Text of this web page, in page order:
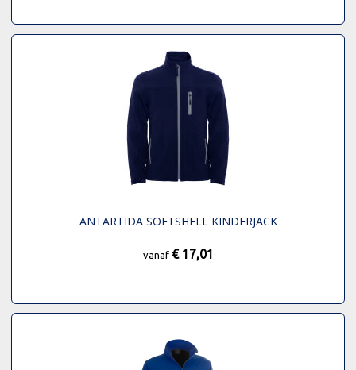
ANTARTIDA SOFTSHELL KINDERJACK
vanaf € 17,01